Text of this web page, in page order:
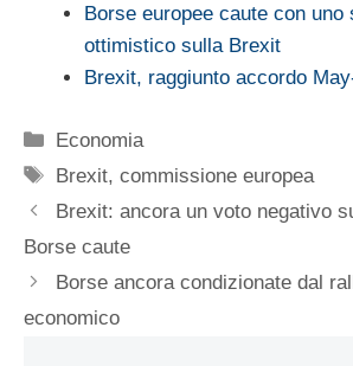
Borse europee caute con uno
ottimistico sulla Brexit
Brexit, raggiunto accordo
Categorie
Economia
Tag
Brexit,commissione europea
Brexit: ancora un voto negativo
Borse caute
Borse ancora condizionate dal
economico